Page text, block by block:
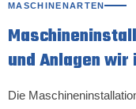
MASCHINENARTEN
und Anlagen
Die